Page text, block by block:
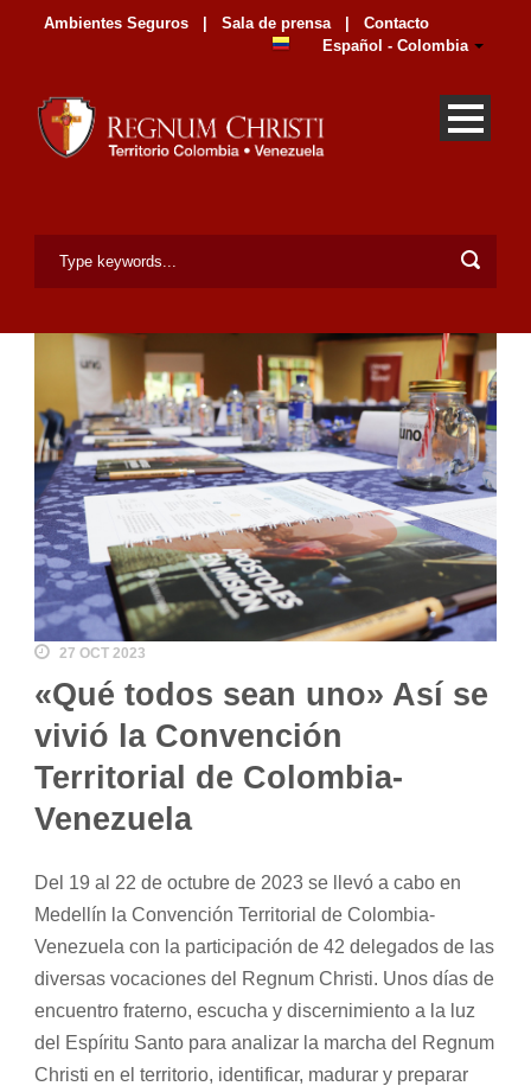
Ambientes Seguros Sala de prensa
Contacto
Español - Colombia
27 OCT 2023
«Qué todos sean uno» Así se
vivió la Convención
Territorial de Colombia-
Venezuela
Del 19 al 22 de octubre de 2023 se llevó a cabo en
Medellín la Convención Territorial de Colombia-
Venezuela con la participación de 42 delegados de las
diversas vocaciones del Regnum Christi. Unos días de
encuentro fraterno, escucha y discernimiento a la luz
del Espíritu Santo para analizar la marcha del Regnum
Christi en el territorio, identificar, madurar y preparar